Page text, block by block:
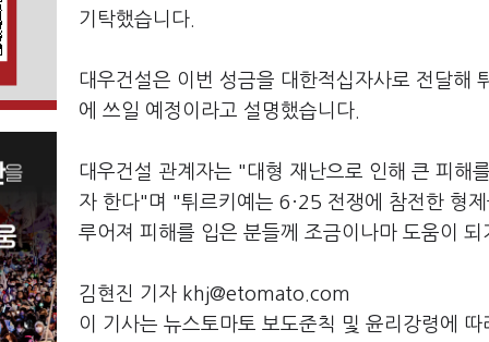
기탁했습니다.
대우건설은 이번 성금을 대한적십자사로 전달해
에 쓰일 예정이라고 설명했습니다.
대우건설 관계자는 "대형 재난으로 인해 큰 피해
자 한다"며 "튀르키예는 6·25 전쟁에 참전한 형
루어져 피해를 입은 분들께 조금이나마 도움이
김현진 기자 khj@etomato.com
이 기사는 뉴스토마토 보도준칙 및 윤리강령에